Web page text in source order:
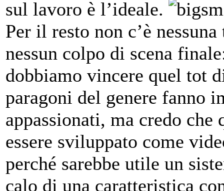
sul lavoro è l’ideale.
Per il resto non c’è
nessun colpo di scena
dobbiamo vincere quel tot
paragoni del genere fanno
appassionati, ma credo che
essere sviluppato come
perché sarebbe utile un
calo di una caratteristica